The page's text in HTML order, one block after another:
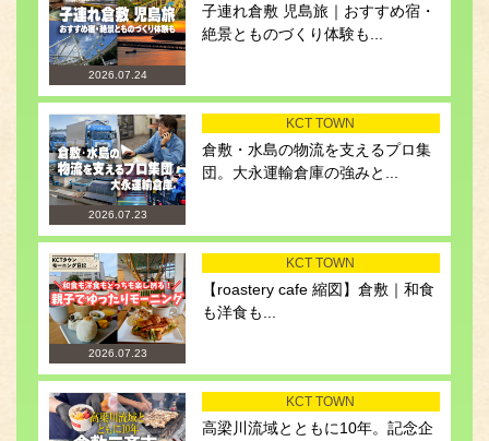
2026.07.24
子連れ倉敷 児島旅｜おすすめ宿・
絶景とものづくり体験も...
2026.07.23
KCT TOWN
倉敷・水島の物流を支えるプロ集
団。大永運輸倉庫の強みと...
2026.07.23
KCT TOWN
【roastery cafe 縮図】倉敷｜和食
も洋食も...
KCT TOWN
高梁川流域とともに10年。記念企